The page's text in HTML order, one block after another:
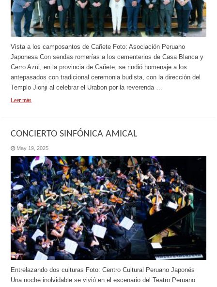
Vista a los camposantos de Cañete Foto: Asociación Peruano
Japonesa Con sendas romerías a los cementerios de Casa Blanca y
Cerro Azul, en la provincia de Cañete, se rindió homenaje a los
antepasados con tradicional ceremonia budista, con la dirección del
Templo Jionji al celebrar el Urabon por la reverenda …
Leer más
CONCIERTO SINFÓNICA AMICAL
May 19, 2025
Entrelazando dos culturas Foto: Centro Cultural Peruano Japonés
Una noche inolvidable se vivió en el escenario del Teatro Peruano